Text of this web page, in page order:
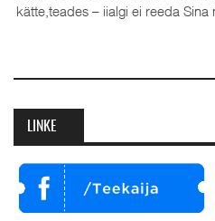
kätte,teades – iialgi ei reeda Sina
LINKE